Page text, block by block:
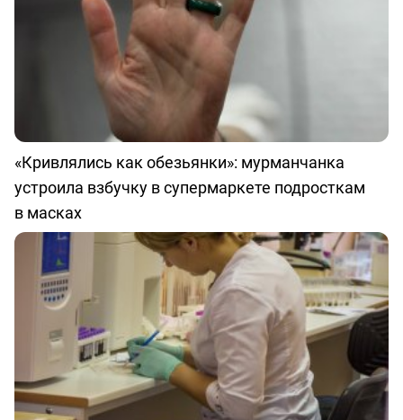
«Кривлялись как обезьянки»: мурманчанка
устроила взбучку в супермаркете подросткам
в масках